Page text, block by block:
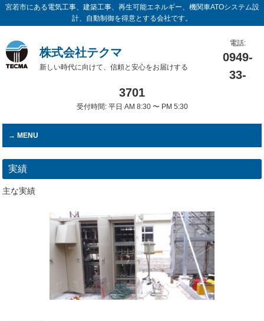
宮若市にある電気工事、建築工事、再生可能エネルギー、機関車ATOシステム設
計、自動制御を得意とする会社です。
株式会社テクマ
新しい時代に向けて、信頼と安心をお届けする
電話:
0949-
33-
3701
受付時間: 平日 AM 8:30 〜 PM 5:30
MENU
実績
主な実績